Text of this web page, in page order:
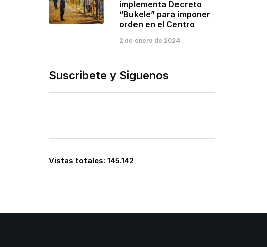
implementa Decreto
“Bukele” para imponer
orden en el Centro
2 de enero de 2024
Suscribete y Siguenos
Vistas totales: 145.142